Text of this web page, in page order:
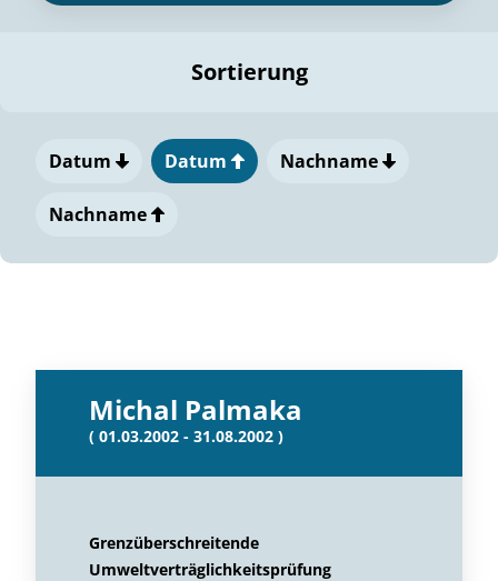
Sortierung
Datum Datum Nachname
Nachname
Michal Palmaka
( 01.03.2002 - 31.08.2002 )
Grenzüberschreitende
Umweltverträglichkeitsprüfung